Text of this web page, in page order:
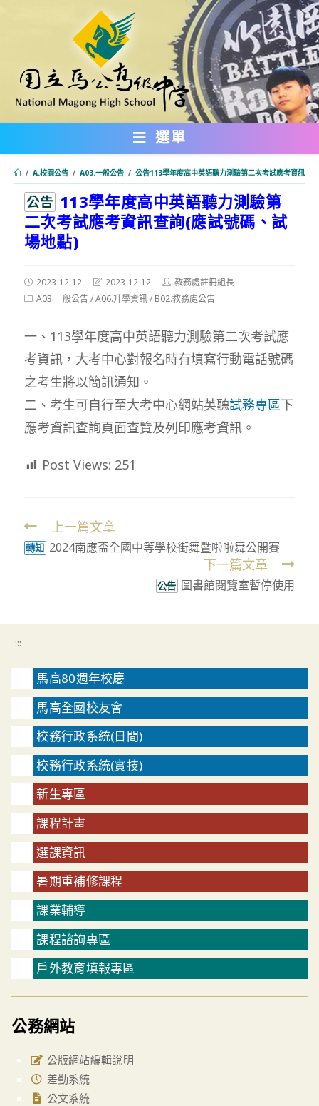
內
選單
/ A.校園公告 / A03.一般公告 / 公告113學年度高中英語聽力測驗第二次考試應考資訊查
公告 113學年度高中英語聽力測驗第
二次考試應考資訊查詢(應試號碼、試
場地點)
Post
published:
2023-12-12
Post
modified:
2023-12-12
Post
author:
教務處註冊組長
PostA03.一般公告/A06.升學資訊/ B02.教務處公告
一、113學年度高中英語聽力測驗第二次考試應
考資訊，大考中心對報名時有填寫行動電話號碼
之考生將以簡訊通知。
二、考生可自行至大考中心網站英聽試務專區下
應考資訊查詢頁面查覽及列印應考資訊。
Post Views: 251
Read
more
上一篇文章
轉知 2024南應盃全國中等學校街舞暨啦啦舞公開賽
下一篇文章
公告 圖書館閱覽室暫停使用
:::
馬高80週年校慶
馬高全國校友會
校務行政系統(日間)
校務行政系統(實技)
新生專區
課程計畫
選課資訊
暑期重補修課程
課業輔導
課程諮詢專區
戶外教育填報專區
公務網站
公版網站編輯說明
差勤系統
公文系統